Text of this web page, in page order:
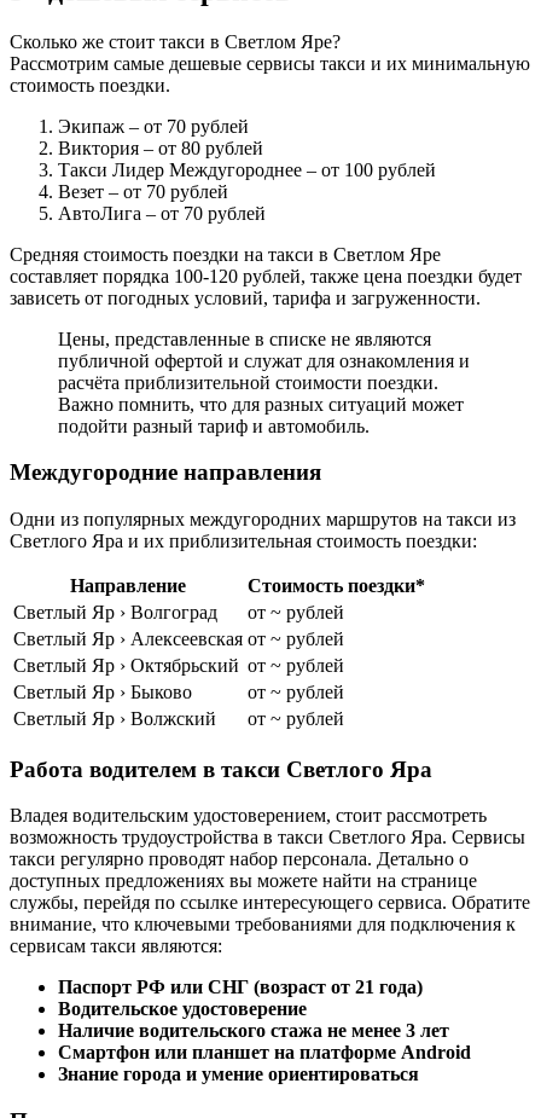
Сколько же стоит такси в Светлом Яре?
Рассмотрим самые дешевые сервисы такси и их минимальную
стоимость поездки.
Экипаж – от 70 рублей
Виктория – от 80 рублей
Такси Лидер Междугороднее – от 100 рублей
Везет – от 70 рублей
АвтоЛига – от 70 рублей
Средняя стоимость поездки на такси в Светлом Яре
составляет порядка 100-120 рублей, также цена поездки будет
зависеть от погодных условий, тарифа и загруженности.
Цены, представленные в списке не являются
публичной офертой и служат для ознакомления и
расчёта приблизительной стоимости поездки.
Важно помнить, что для разных ситуаций может
подойти разный тариф и автомобиль.
Междугородние направления
Одни из популярных междугородних маршрутов на такси из
Светлого Яра и их приблизительная стоимость поездки:
Направление
Стоимость поездки*
Светлый Яр › Волгоград
от ~ рублей
Светлый Яр › Алексеевская от ~ рублей
Светлый Яр › Октябрьский от ~ рублей
Светлый Яр › Быково
от ~ рублей
Светлый Яр › Волжский
от ~ рублей
Работа водителем в такси Светлого Яра
Владея водительским удостоверением, стоит рассмотреть
возможность трудоустройства в такси Светлого Яра. Сервисы
такси регулярно проводят набор персонала. Детально о
доступных предложениях вы можете найти на странице
службы, перейдя по ссылке интересующего сервиса. Обратите
внимание, что ключевыми требованиями для подключения к
сервисам такси являются:
Паспорт РФ или СНГ (возраст от 21 года)
Водительское удостоверение
Наличие водительского стажа не менее 3 лет
Смартфон или планшет на платформе Android
Знание города и умение ориентироваться